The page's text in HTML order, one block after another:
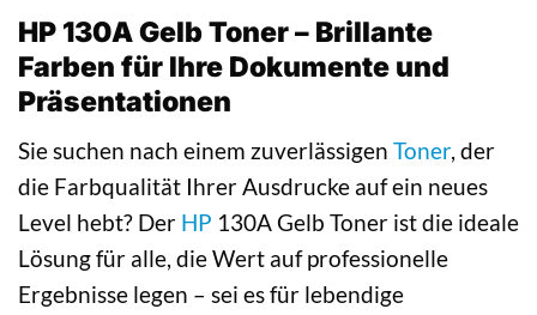
HP 130A Gelb Toner – Brillante
Farben für Ihre Dokumente und
Präsentationen
Sie suchen nach einem zuverlässigen Toner, der
die Farbqualität Ihrer Ausdrucke auf ein neues
Level hebt? Der HP 130A Gelb Toner ist die ideale
Lösung für alle, die Wert auf professionelle
Ergebnisse legen – sei es für lebendige